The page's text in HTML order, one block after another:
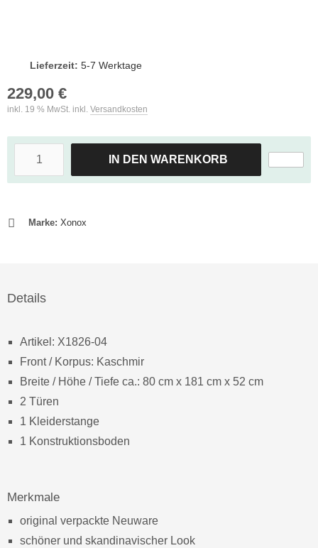
Lieferzeit: 5-7 Werktage
229,00 €
inkl. 19 % MwSt. inkl. Versandkosten
IN DEN WARENKORB
Marke: Xonox
Details
Artikel: X1826-04
Front / Korpus: Kaschmir
Breite / Höhe / Tiefe ca.: 80 cm x 181 cm x 52 cm
2 Türen
1 Kleiderstange
1 Konstruktionsboden
Merkmale
original verpackte Neuware
schöner und skandinavischer Look